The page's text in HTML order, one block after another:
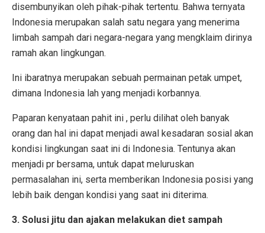
disembunyikan oleh pihak-pihak tertentu. Bahwa ternyata
Indonesia merupakan salah satu negara yang menerima
limbah sampah dari negara-negara yang mengklaim dirinya
ramah akan lingkungan.
Ini ibaratnya merupakan sebuah permainan petak umpet,
dimana Indonesia lah yang menjadi korbannya.
Paparan kenyataan pahit ini , perlu dilihat oleh banyak
orang dan hal ini dapat menjadi awal kesadaran sosial akan
kondisi lingkungan saat ini di Indonesia. Tentunya akan
menjadi pr bersama, untuk dapat meluruskan
permasalahan ini, serta memberikan Indonesia posisi yang
lebih baik dengan kondisi yang saat ini diterima.
3. Solusi jitu dan ajakan melakukan diet sampah